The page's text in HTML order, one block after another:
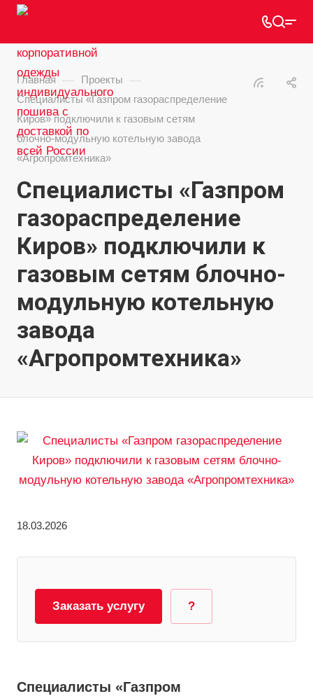
Главная — Проекты —
Специалисты «Газпром газораспределение
Киров» подключили к газовым сетям
блочно-модульную котельную завода
«Агропромтехника»
Специалисты «Газпром
газораспределение
Киров» подключили к
газовым сетям блочно-
модульную котельную
завода
«Агропромтехника»
18.03.2026
Заказать услугу ?
Специалисты «Газпром